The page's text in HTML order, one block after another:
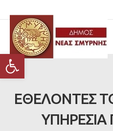
Ανοίξτε τη γραμμή εργαλείων
ΕΘΕΛΟΝΤΕΣ
ΥΠΗΡΕΣΙΑ